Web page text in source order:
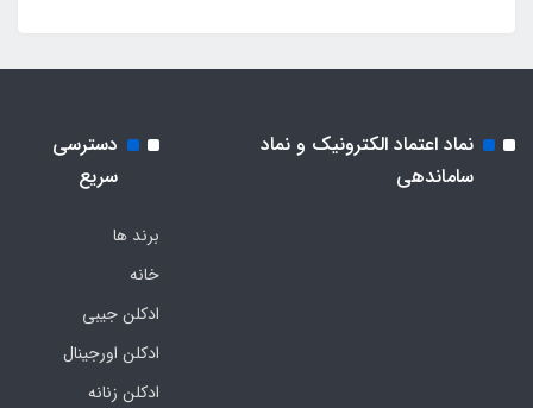
نماد اعتماد الکترونیک و نماد
ساماندهی
دسترسی
سریع
برند ها
خانه
ادکلن جیبی
ادکلن اورجینال
ادکلن زنانه